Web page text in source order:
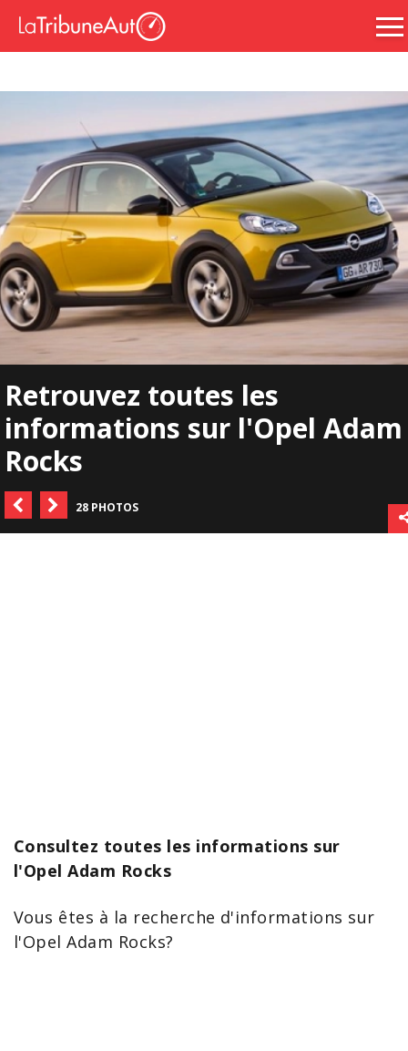
Retrouvez toutes les
informations sur l'Opel Adam
Rocks
28 PHOTOS
Consultez toutes les informations sur
l'Opel Adam Rocks
Vous êtes à la recherche d'informations sur
l'Opel Adam Rocks?